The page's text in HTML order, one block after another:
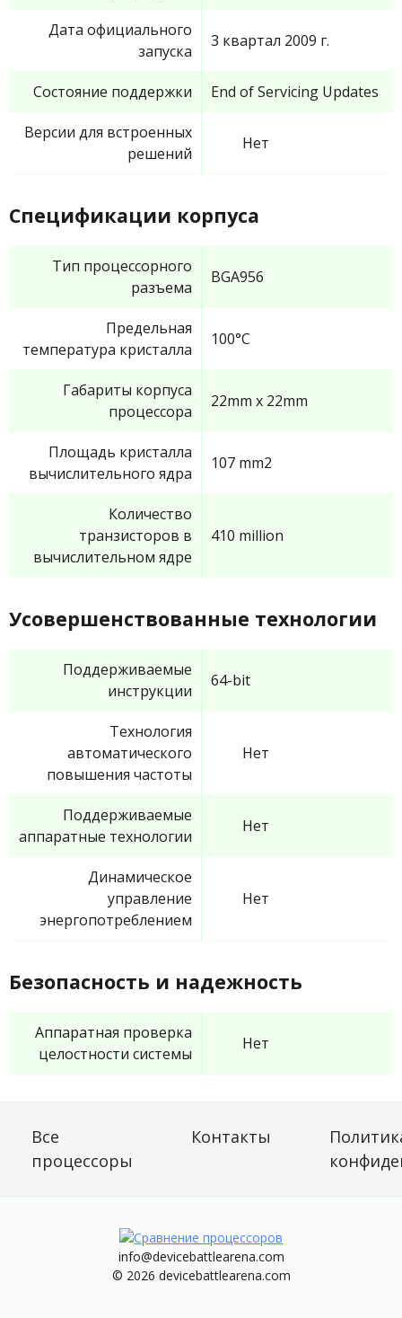
Дата официального
запуска
3 квартал 2009 г.
Состояние поддержки End of Servicing Updates
Версии для встроенных
решений
Нет
Спецификации корпуса
Тип процессорного
разъема
BGA956
Предельная
температура кристалла
100°C
Габариты корпуса
процессора
22mm x 22mm
Площадь кристалла
вычислительного ядра
107 mm2
Количество
транзисторов в
вычислительном ядре
410 million
Усовершенствованные технологии
Поддерживаемые
инструкции
64-bit
Технология
автоматического
повышения частоты
Нет
Поддерживаемые
аппаратные технологии
Нет
Динамическое
управление
энергопотреблением
Нет
Безопасность и надежность
Аппаратная проверка
целостности системы
Нет
Все
процессоры
Контакты
info@devicebattlearena.com
© 2026 devicebattlearena.com